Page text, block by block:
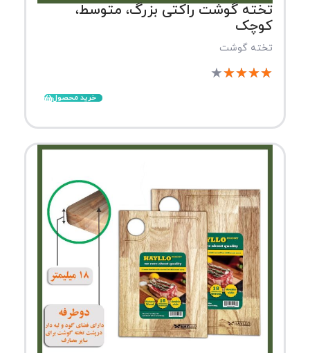
تخته گوشت راکتی بزرگ، متوسط،
کوچک
تخته گوشت
★
★
★
★
★
خرید محصول